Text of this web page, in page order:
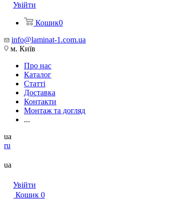
Увійти
Кошик0
info@laminat-1.com.ua
м. Київ
Про нас
Каталог
Статті
Доставка
Контакти
Монтаж та догляд
...
ua
ru
ua
Увійти
Кошик 0